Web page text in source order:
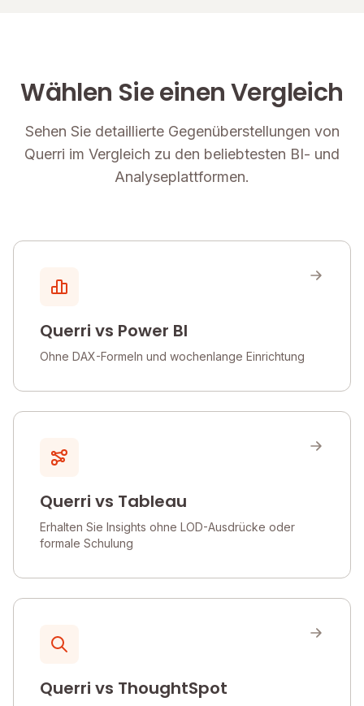
Wählen Sie einen Vergleich
Sehen Sie detaillierte Gegenüberstellungen von
Querri im Vergleich zu den beliebtesten BI- und
Analyseplattformen.
Querri vs Power BI
Ohne DAX-Formeln und wochenlange Einrichtung
Querri vs Tableau
Erhalten Sie Insights ohne LOD-Ausdrücke oder
formale Schulung
Querri vs ThoughtSpot